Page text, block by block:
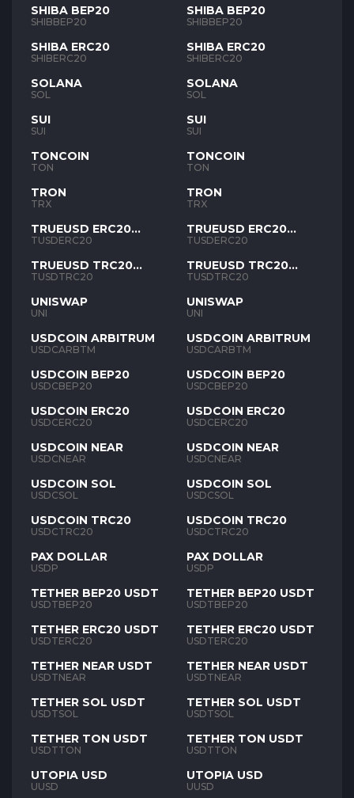
SHIBA BEP20
SHIBBEP20
SHIBA ERC20
SHIBERC20
SOLANA
SOL
SUI
SUI
TONCOIN
TON
TRON
TRX
TRUEUSD ERC20
TUSD
TUSDERC20
TRUEUSD TRC20
TUSD
TUSDTRC20
UNISWAP
UNI
USDCOIN ARBITRUM
USDCARBTM
USDCOIN BEP20
USDCBEP20
USDCOIN ERC20
USDCERC20
USDCOIN NEAR
USDCNEAR
USDCOIN SOL
USDCSOL
USDCOIN TRC20
USDCTRC20
PAX DOLLAR
USDP
TETHER BEP20 USDT
USDTBEP20
TETHER ERC20 USDT
USDTERC20
TETHER NEAR USDT
USDTNEAR
TETHER SOL USDT
USDTSOL
TETHER TON USDT
USDTTON
UTOPIA USD
UUSD
SHIBA BEP20
SHIBBEP20
SHIBA ERC20
SHIBERC20
SOLANA
SOL
SUI
SUI
TONCOIN
TON
TRON
TRX
TRUEUSD ERC20
TUSD
TUSDERC20
TRUEUSD TRC20
TUSD
TUSDTRC20
UNISWAP
UNI
USDCOIN ARBITRUM
USDCARBTM
USDCOIN BEP20
USDCBEP20
USDCOIN ERC20
USDCERC20
USDCOIN NEAR
USDCNEAR
USDCOIN SOL
USDCSOL
USDCOIN TRC20
USDCTRC20
PAX DOLLAR
USDP
TETHER BEP20 USDT
USDTBEP20
TETHER ERC20 USDT
USDTERC20
TETHER NEAR USDT
USDTNEAR
TETHER SOL USDT
USDTSOL
TETHER TON USDT
USDTTON
UTOPIA USD
UUSD